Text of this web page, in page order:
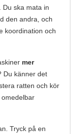
Du ska mata in
den andra, och
koordination och
mer
Du känner det
ratten och kör
Tryck på en